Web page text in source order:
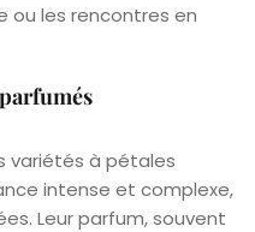
les rencontres en
variétés à pétales
intense et complexe,
Leur parfum, souvent